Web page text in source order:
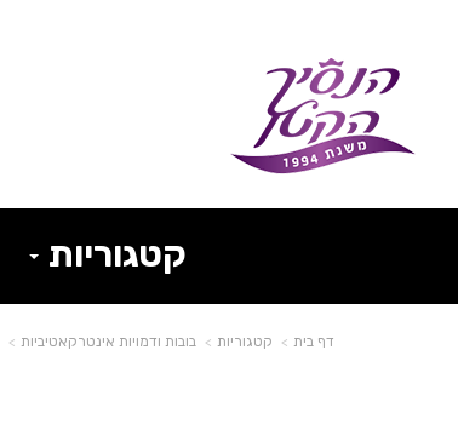
קטגוריות
דף בית קטגוריות בובות ודמויות אינטרקאטיביות